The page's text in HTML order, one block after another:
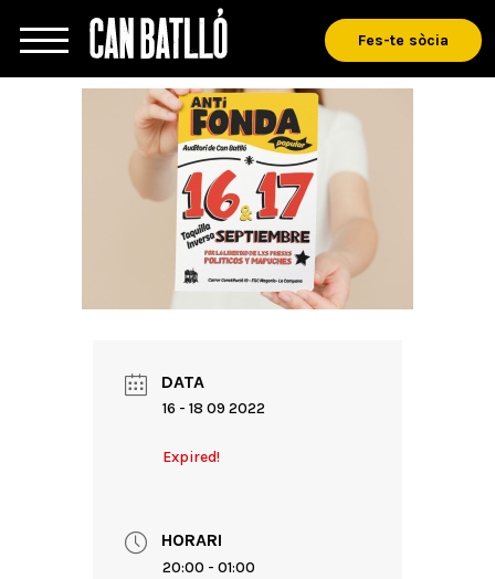
Fes-te sòcia
DATA
16 - 18 09 2022
Expired!
HORARI
20:00 - 01:00